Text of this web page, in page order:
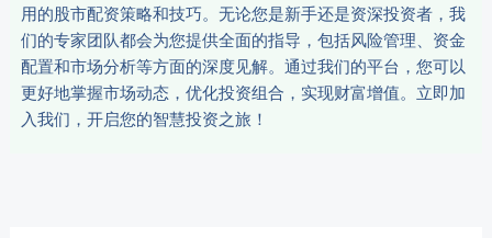
用的股市配资策略和技巧。无论您是新手还是资深投资者，我
们的专家团队都会为您提供全面的指导，包括风险管理、资金
配置和市场分析等方面的深度见解。通过我们的平台，您可以
更好地掌握市场动态，优化投资组合，实现财富增值。立即加
入我们，开启您的智慧投资之旅！